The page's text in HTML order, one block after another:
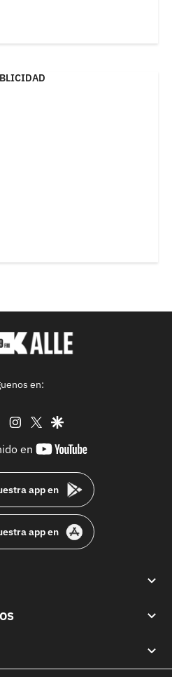
en:
tiktok instagram
twittergoogle
en
youtube-
app en
app en